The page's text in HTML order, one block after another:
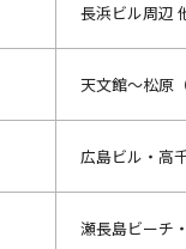
長浜ビル周辺
天文館～松原
広島ビル・高
瀬長島ビーチ